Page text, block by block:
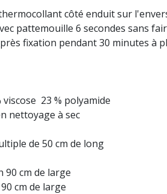
côté enduit sur
pattemouille 6 secondes sans
fixation pendant 30 minutes à
viscose 23 % polyamide
nettoyage à sec
de 50 cm de long
90 cm de large
cm de large